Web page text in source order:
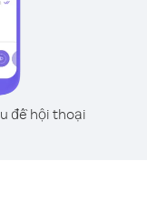
đề hội thoại